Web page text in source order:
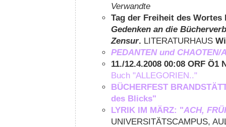
Verwandte
Tag der Freiheit des Wortes
Gedenken an die
Zensur. LITERATURHAUS
PEDANTEN und CHAOTEN/
11./12.4.2008 00:08 ORF Ö1
Buch "ALLEGORIEN.."
BÜCHERFEST
des Blicks"
LYRIK IM MÄRZ: "ACH,
UNIVERSITÄTSCAMPUS,